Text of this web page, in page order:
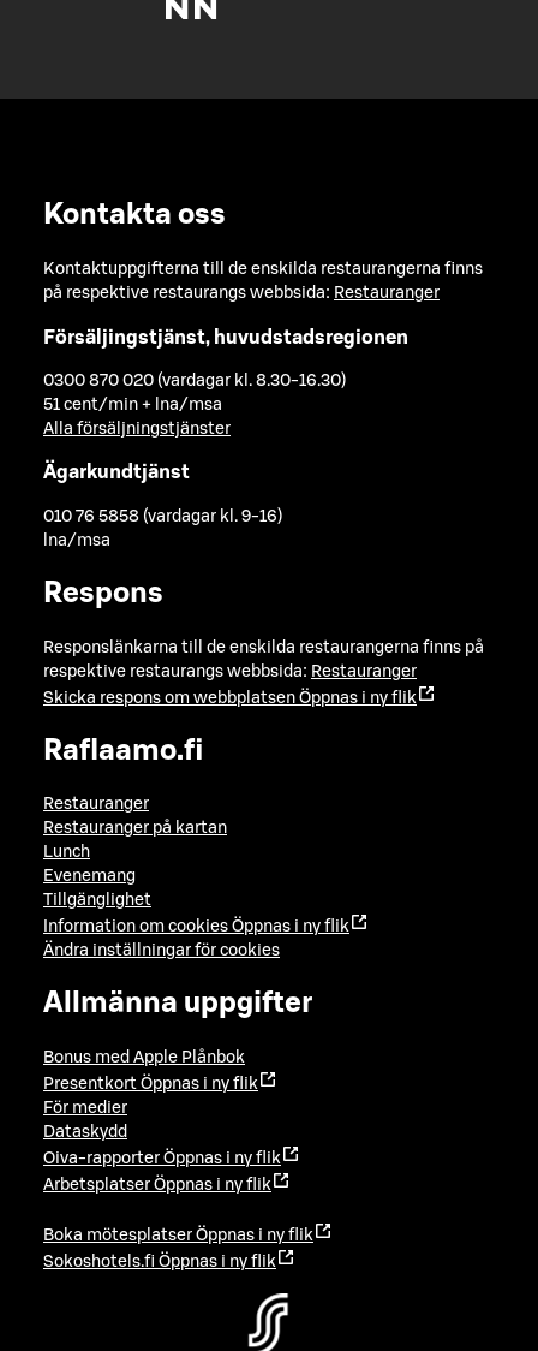
Kontakta oss
Kontaktuppgifterna till de enskilda restaurangerna finns
på respektive restaurangs webbsida: Restauranger
Försäljingstjänst, huvudstadsregionen
0300 870 020 (vardagar kl. 8.30-16.30)
51 cent/min + lna/msa
Alla försäljningstjänster
Ägarkundtjänst
010 76 5858 (vardagar kl. 9-16)
lna/msa
Respons
Responslänkarna till de enskilda restaurangerna finns på
respektive restaurangs webbsida: Restauranger
Skicka respons om webbplatsen Öppnas i ny flik
Raflaamo.fi
Restauranger
Restauranger på kartan
Lunch
Evenemang
Tillgänglighet
Information om cookies Öppnas i ny flik
Ändra inställningar för cookies
Allmänna uppgifter
Bonus med Apple Plånbok
Presentkort Öppnas i ny flik
För medier
Dataskydd
Oiva-rapporter Öppnas i ny flik
Arbetsplatser Öppnas i ny flik
Boka mötesplatser Öppnas i ny flik
Sokoshotels.fi Öppnas i ny flik